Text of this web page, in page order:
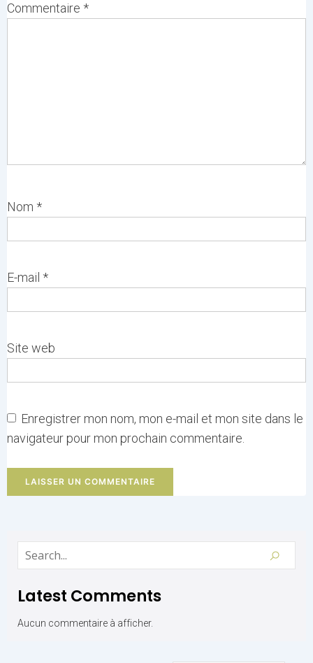
Commentaire *
Nom *
E-mail *
Site web
Enregistrer mon nom, mon e-mail et mon site dans le
navigateur pour mon prochain commentaire.
Latest Comments
Aucun commentaire à afficher.